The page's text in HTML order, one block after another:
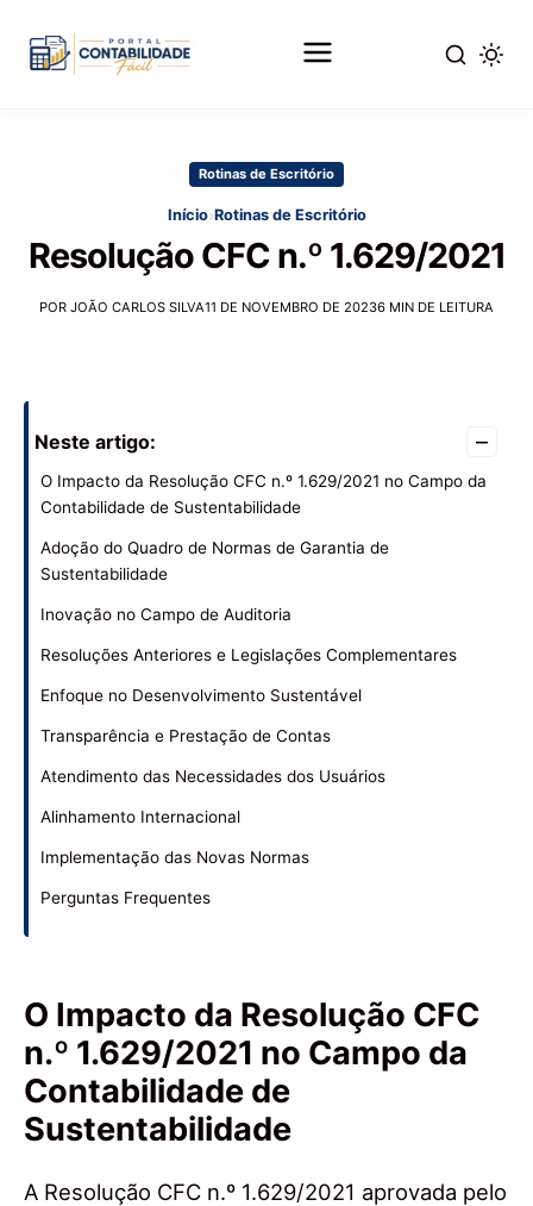
principal
Rotinas de Escritório
Início›Rotinas de Escritório
Resolução CFC n.º 1.629/2021
POR JOÃO CARLOS SILVA11 DE NOVEMBRO DE 20236 MIN DE LEITURA
Neste artigo: –
O Impacto da Resolução CFC n.º 1.629/2021 no Campo da
Contabilidade de Sustentabilidade
Adoção do Quadro de Normas de Garantia de
Sustentabilidade
Inovação no Campo de Auditoria
Resoluções Anteriores e Legislações Complementares
Enfoque no Desenvolvimento Sustentável
Transparência e Prestação de Contas
Atendimento das Necessidades dos Usuários
Alinhamento Internacional
Implementação das Novas Normas
Perguntas Frequentes
O Impacto da Resolução CFC
n.º 1.629/2021 no Campo da
Contabilidade de
Sustentabilidade
A Resolução CFC n.º 1.629/2021 aprovada pelo